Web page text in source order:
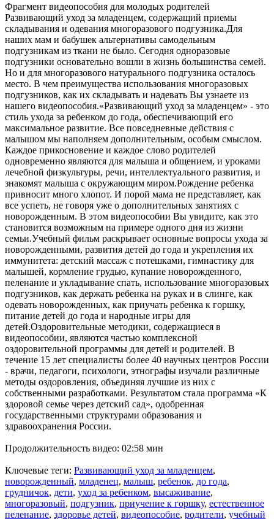
Фрагмент видеопособия для молодых родителей
Развивающий уход за младенцем, содержащий приемы
складывания и одевания многоразового подгузника.Для
наших мам и бабушек альтернативы самодельным
подгузникам из ткани не было. Сегодня одноразовые
подгузники основательно вошли в жизнь большинства семей.
Но и для многоразового натурального подгузника осталось
место. В чем преимущества использования многоразовых
подгузников, как их складывать и надевать Вы узнаете из
нашего видеопособия.«Развивающий уход за младенцем» - это
стиль ухода за ребенком до года, обеспечивающий его
максимальное развитие. Все повседневные действия с
малышом мы наполняем дополнительным, особым смыслом.
Каждое прикосновение и каждое слово родителей
одновременно являются для малыша и общением, и уроками
лечебной физкультуры, речи, интеллектуального развития, и
знакомят малыша с окружающим миром.Рождение ребенка
привносит много хлопот. И порой мама не представляет, как
все успеть, не говоря уже о дополнительных занятиях с
новорожденным. В этом видеопособии Вы увидите, как это
становится возможным на примере одного дня из жизни
семьи.Учебный фильм раскрывает основные вопросы ухода за
новорожденными, развития детей до года и укрепления их
иммунитета: детский массаж с потешками, гимнастику для
малышей, кормление грудью, купание новорожденного,
пеленание и укладывание спать, использование многоразовых
подгузников, как держать ребенка на руках и в слинге, как
одевать новорожденных, как приучать ребенка к горшку,
питание детей до года и народные игры для
детей.Оздоровительные методики, содержащиеся в
видеопособии, являются частью комплексной
оздоровительной программы для детей и родителей. В
течение 15 лет специалисты более 40 научных центров России
- врачи, педагоги, психологи, этнографы изучали различные
методы оздоровления, объединяя лучшие из них с
собственными разработками. Результатом стала программа «К
здоровой семье через детский сад», одобренная
государственными структурами образования и
здравоохранения России.
Продолжительность видео: 02:58 мин
Ключевые теги: Развивающий уход за младенцем,
новорожденный, младенец, малыш, ребенок, до года,
грудничок, дети, уход за ребенком, высаживание,
многоразовый, подгузник, приучение к горшку, естественное
пеленание, здоровье детей, видеопособие, родители, учебный